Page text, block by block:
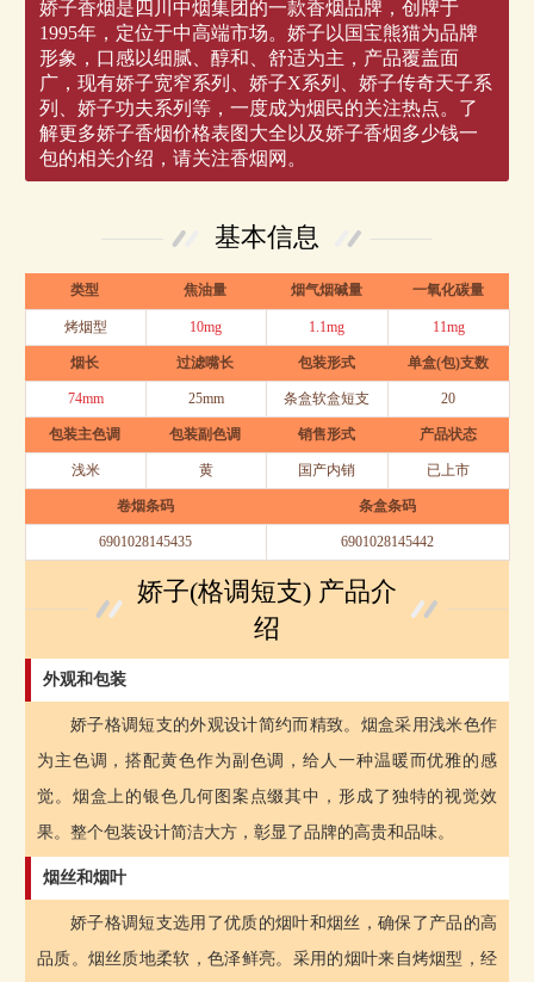
娇子香烟是四川中烟集团的一款香烟品牌，创牌于
1995年，定位于中高端市场。娇子以国宝熊猫为品牌
形象，口感以细腻、醇和、舒适为主，产品覆盖面
广，现有娇子宽窄系列、娇子X系列、娇子传奇天子系
列、娇子功夫系列等，一度成为烟民的关注热点。了
解更多娇子香烟价格表图大全以及娇子香烟多少钱一
包的相关介绍，请关注香烟网。
基本信息
类型 焦油量 烟气烟碱量 一氧化碳量
烤烟型 10mg 1.1mg 11mg
烟长 过滤嘴长 包装形式 单盒(包)支数
74mm 25mm 条盒软盒短支 20
包装主色调 包装副色调 销售形式 产品状态
浅米 黄 国产内销 已上市
卷烟条码 条盒条码
6901028145435 6901028145442
娇子(格调短支) 产品介
绍
外观和包装
娇子格调短支的外观设计简约而精致。烟盒采用浅米色作
为主色调，搭配黄色作为副色调，给人一种温暖而优雅的感
觉。烟盒上的银色几何图案点缀其中，形成了独特的视觉效
果。整个包装设计简洁大方，彰显了品牌的高贵和品味。
烟丝和烟叶
娇子格调短支选用了优质的烟叶和烟丝，确保了产品的高
品质。烟丝质地柔软，色泽鲜亮。采用的烟叶来自烤烟型，经